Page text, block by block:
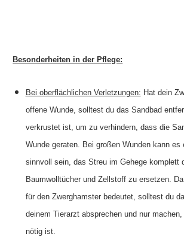
Besonderheiten in der Pflege:
Bei oberflächlichen Verletzungen: Hat dein
offene Wunde, solltest du das Sandbad
verkrustet ist, um zu verhindern, dass die
Wunde geraten. Bei großen Wunden kann es
sinnvoll sein, das Streu im Gehege komplett
Baumwolltücher und Zellstoff zu ersetzen.
für den Zwerghamster bedeutet, solltest du
deinem Tierarzt absprechen und nur
nötig ist.